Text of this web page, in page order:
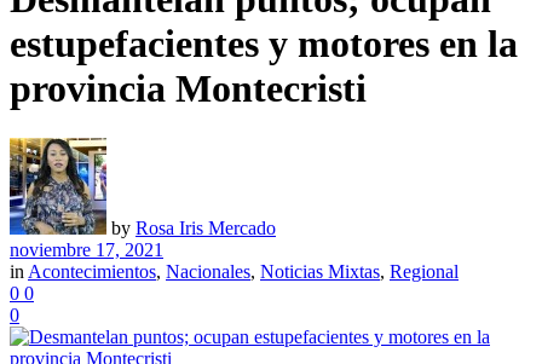
estupefacientes y motores en la
provincia Montecristi
by Rosa Iris Mercado
noviembre 17, 2021
in Acontecimientos, Nacionales, Noticias Mixtas, Regional
0 0
0